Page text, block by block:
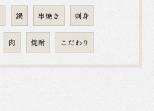
鍋 串焼き 刺身
肉 焼酎 こだわり